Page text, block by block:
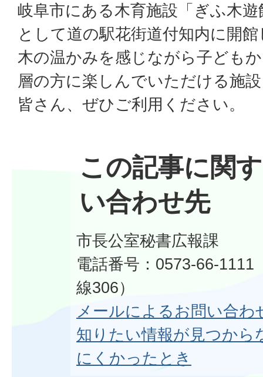
岐阜市にある木育施設「ぎふ木
として道の駅花街道付知内に開
木の温かみを感じながら子ども
層の方に楽しんでいただける施
皆さん、ぜひご利用ください。
この記事に関
い合わせ先
市長公室秘書広報課
電話番号：0573-66-1111
線306）
メールによるお問い合わ
知りたい情報が見つから
にくかったとき